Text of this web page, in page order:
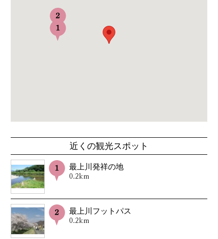
近くの観光スポット
最上川発祥の地
0.2km
最上川フットパス
0.2km